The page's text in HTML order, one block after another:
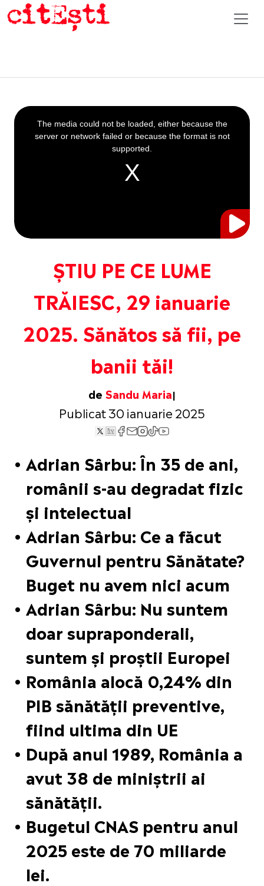
ȘTIU PE CE LUME
TRĂIESC, 29 ianuarie
2025. Sănătos să fii, pe
banii tăi!
de Sandu Maria
Publicat 30 ianuarie 2025
This
is
a
The media could not be loaded, either because the
server or network failed or because the format is not
supported.
Adrian Sârbu: În 35 de ani,
românii s-au degradat fizic
și intelectual
Adrian Sârbu: Ce a făcut
Guvernul pentru Sănătate?
Buget nu avem nici acum
Adrian Sârbu: Nu suntem
doar supraponderali,
suntem și proștii Europei
România alocă 0,24% din
PIB sănătății preventive,
fiind ultima din UE
După anul 1989, România a
avut 38 de miniștrii ai
sănătății.
Bugetul CNAS pentru anul
2025 este de 70 miliarde
lei.